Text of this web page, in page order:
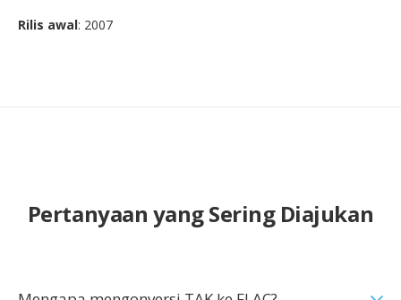
Rilis awal: 2007
Pertanyaan yang Sering Diajukan